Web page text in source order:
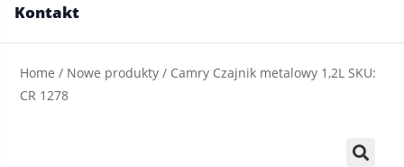
Kontakt
Home / Nowe produkty / Camry Czajnik metalowy 1,2L SKU:
CR 1278